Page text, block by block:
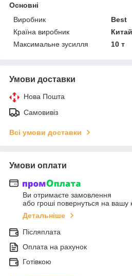
Основні
Виробник
Best
Країна виробник
Китай
Максимальне зусилля
10 т
Умови доставки
Нова Пошта
Самовивіз
Всі умови доставки
Умови оплати
Ви отримаєте замовлення
або гроші повернуться на вашу
Детальніше
Післяплата
Оплата на рахунок
Готівкою